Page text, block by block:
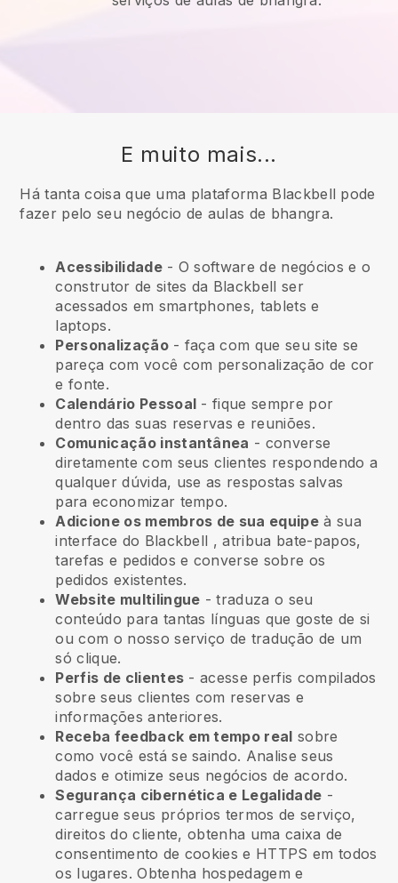
E muito mais...
Há tanta coisa que uma plataforma Blackbell pode
fazer pelo seu negócio de aulas de bhangra.
Acessibilidade- O software de negócios e o
construtor de sites da Blackbell ser
acessados em smartphones, tablets e
laptops.
Personalização- faça com que seu site se
pareça com você com personalização de cor
e fonte.
Calendário Pessoal - fique sempre por
dentro das suas reservas e reuniões.
Comunicação instantânea - converse
diretamente com seus clientes respondendo a
qualquer dúvida, use as respostas salvas
para economizar tempo.
Adicione os membros de sua equipeà sua
interface do Blackbell , atribua bate-papos,
tarefas e pedidos e converse sobre os
pedidos existentes.
Website multilingue - traduza o seu
conteúdo para tantas línguas que goste de si
ou com o nosso serviço de tradução de um
só clique.
Perfis de clientes - acesse perfis compilados
sobre seus clientes com reservas e
informações anteriores.
Receba feedback em tempo real sobre
como você está se saindo. Analise seus
dados e otimize seus negócios de acordo.
Segurança cibernética e Legalidade -
carregue seus próprios termos de serviço,
direitos do cliente, obtenha uma caixa de
consentimento de cookies e HTTPS em todos
os lugares. Obtenha hospedagem e